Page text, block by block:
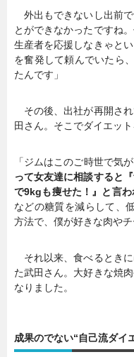
外出もできないし出前
とができなかったですね
生産者を応援しなきゃと
を奮発して頼んでいたら
たんです」
その後、出社が再開さ
田さん。そこでダイエッ
「ジムはこのご時世で
って女友達に相談すると
で9kgも痩せた！』と言
などの糖質を減らして、
方法で、僕が好きな肉や
それ以来、食べるとき
た武田さん。大好きな焼
なりました。
成果のでない“自己流ダイ